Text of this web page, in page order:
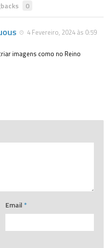
0
4 Fevereiro, 2024 às 0:59
imagens como no Reino
Email *